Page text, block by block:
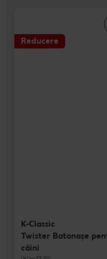
Reducere
K-Classic
Twister Batonaşe
câini
(=1 kg 99.50)